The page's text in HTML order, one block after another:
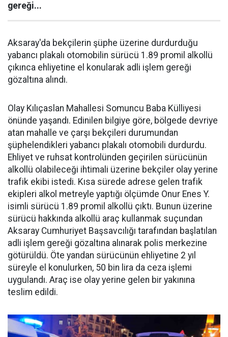
gereği...
Aksaray'da bekçilerin şüphe üzerine durdurduğu
yabancı plakalı otomobilin sürücü 1.89 promil alkollü
çıkınca ehliyetine el konularak adli işlem gereği
gözaltına alındı.
Olay Kılıçaslan Mahallesi Somuncu Baba Külliyesi
önünde yaşandı. Edinilen bilgiye göre, bölgede devriye
atan mahalle ve çarşı bekçileri durumundan
şüphelendikleri yabancı plakalı otomobili durdurdu.
Ehliyet ve ruhsat kontrolünden geçirilen sürücünün
alkollü olabileceği ihtimali üzerine bekçiler olay yerine
trafik ekibi istedi. Kısa sürede adrese gelen trafik
ekipleri alkol metreyle yaptığı ölçümde Onur Enes Y.
isimli sürücü 1.89 promil alkollü çıktı. Bunun üzerine
sürücü hakkında alkollü araç kullanmak suçundan
Aksaray Cumhuriyet Başsavcılığı tarafından başlatılan
adli işlem gereği gözaltına alınarak polis merkezine
götürüldü. Öte yandan sürücünün ehliyetine 2 yıl
süreyle el konulurken, 50 bin lira da ceza işlemi
uygulandı. Araç ise olay yerine gelen bir yakınına
teslim edildi.